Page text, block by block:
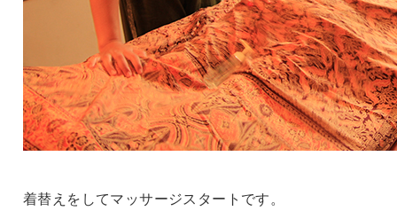
着替えをしてマッサージスタートです。